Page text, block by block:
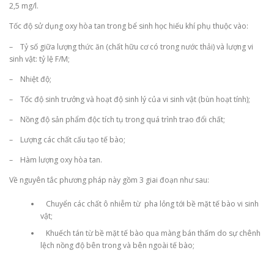
2,5 mg/l.
Tốc độ sử dụng oxy hòa tan trong bể sinh học hiếu khí phụ thuộc vào:
– Tỷ số giữa lượng thức ăn (chất hữu cơ có trong nước thải) và lượng vi
sinh vật: tỷ lệ F/M;
– Nhiệt độ;
– Tốc độ sinh trưởng và hoạt độ sinh lý của vi sinh vật (bùn hoạt tính);
– Nồng độ sản phẩm độc tích tụ trong quá trình trao đổi chất;
– Lượng các chất cấu tạo tế bào;
– Hàm lượng oxy hòa tan.
Về nguyên tắc phương pháp này gồm 3 giai đoạn như sau:
Chuyển các chất ô nhiễm từ pha lỏng tới bề mặt tế bào vi sinh
vật;
Khuếch tán từ bề mặt tế bào qua màng bán thấm do sự chênh
lệch nồng độ bên trong và bên ngoài tế bào;